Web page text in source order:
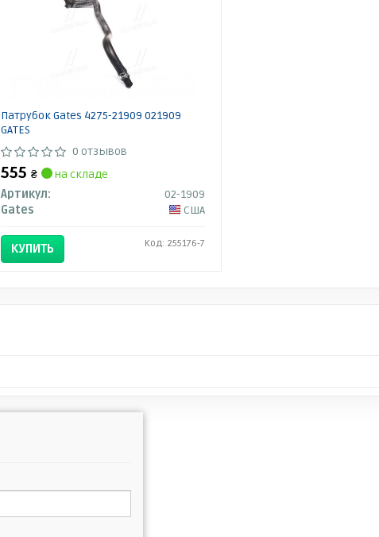
Патрубок Gates 4275-21909 021909
GATES
0 отзывов
555 ₴
на складе
Артикул:
02-1909
Gates
США
КУПИТЬ Код: 255176-7